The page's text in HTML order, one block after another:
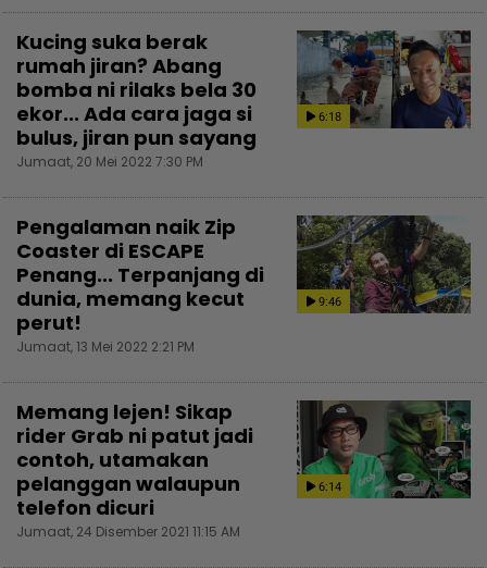
6:18
Kucing suka berak
rumah jiran? Abang
bomba ni rilaks bela 30
ekor... Ada cara jaga si
bulus, jiran pun sayang
Jumaat, 20 Mei 2022 7:30 PM
9:46
Pengalaman naik Zip
Coaster di ESCAPE
Penang... Terpanjang di
dunia, memang kecut
perut!
Jumaat, 13 Mei 2022 2:21 PM
6:14
Memang lejen! Sikap
rider Grab ni patut jadi
contoh, utamakan
pelanggan walaupun
telefon dicuri
Jumaat, 24 Disember 2021 11:15 AM